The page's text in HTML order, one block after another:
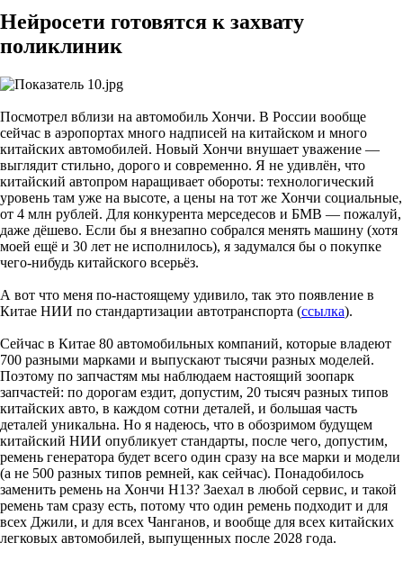
Нейросети готовятся к захвату
поликлиник
Посмотрел вблизи на автомобиль Хончи. В России вообще
сейчас в аэропортах много надписей на китайском и много
китайских автомобилей. Новый Хончи внушает уважение —
выглядит стильно, дорого и современно. Я не удивлён, что
китайский автопром наращивает обороты: технологический
уровень там уже на высоте, а цены на тот же Хончи социальные,
от 4 млн рублей. Для конкурента мерседесов и БМВ — пожалуй,
даже дёшево. Если бы я внезапно собрался менять машину (хотя
моей ещё и 30 лет не исполнилось), я задумался бы о покупке
чего-нибудь китайского всерьёз.
А вот что меня по-настоящему удивило, так это появление в
Китае НИИ по стандартизации автотранспорта (ссылка).
Сейчас в Китае 80 автомобильных компаний, которые владеют
700 разными марками и выпускают тысячи разных моделей.
Поэтому по запчастям мы наблюдаем настоящий зоопарк
запчастей: по дорогам ездит, допустим, 20 тысяч разных типов
китайских авто, в каждом сотни деталей, и большая часть
деталей уникальна. Но я надеюсь, что в обозримом будущем
китайский НИИ опубликует стандарты, после чего, допустим,
ремень генератора будет всего один сразу на все марки и модели
(а не 500 разных типов ремней, как сейчас). Понадобилось
заменить ремень на Хончи H13? Заехал в любой сервис, и такой
ремень там сразу есть, потому что один ремень подходит и для
всех Джили, и для всех Чанганов, и вообще для всех китайских
легковых автомобилей, выпущенных после 2028 года.